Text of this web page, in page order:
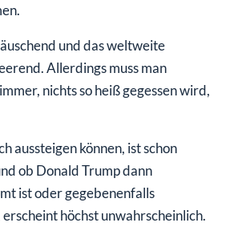
und das weltweite
Allerdings muss man
nichts so heiß gegessen wird,
aussteigen können, ist schon
ob Donald Trump dann
ist oder gegebenenfalls
höchst unwahrscheinlich.